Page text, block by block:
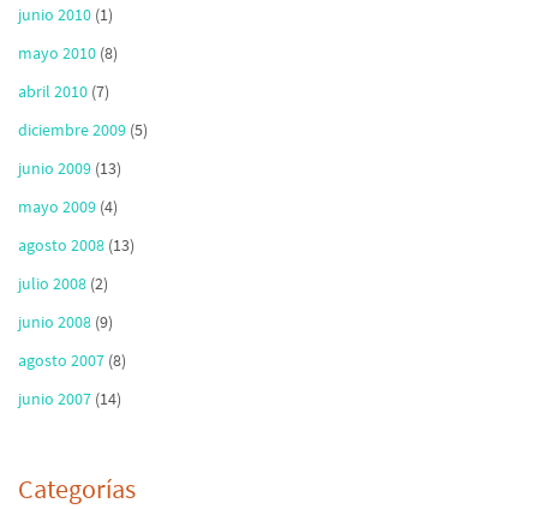
junio 2010 (1)
mayo 2010 (8)
abril 2010 (7)
diciembre 2009 (5)
junio 2009 (13)
mayo 2009 (4)
agosto 2008 (13)
julio 2008 (2)
junio 2008 (9)
agosto 2007 (8)
junio 2007 (14)
Categorías